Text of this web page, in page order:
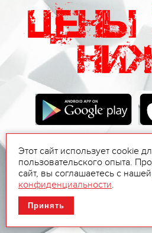
Этот сайт использует cookie
пользовательского опыта.
сайт, вы соглашаетесь с нашей
конфиденциальности.
Принять